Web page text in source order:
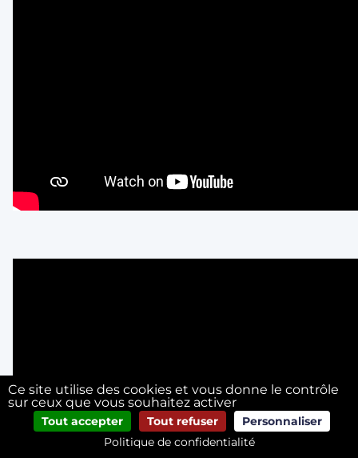
Ce site utilise des cookies et vous donne le contrôle
sur ceux que vous souhaitez activer
Tout accepter Tout refuser
Personnaliser
Politique de confidentialité